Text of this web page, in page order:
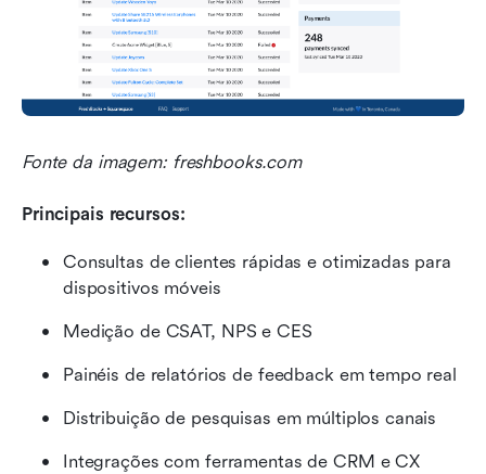
Fonte da imagem: freshbooks.com
Principais recursos:
Consultas de clientes rápidas e otimizadas para
dispositivos móveis
Medição de CSAT, NPS e CES
Painéis de relatórios de feedback em tempo real
Distribuição de pesquisas em múltiplos canais
Integrações com ferramentas de CRM e CX